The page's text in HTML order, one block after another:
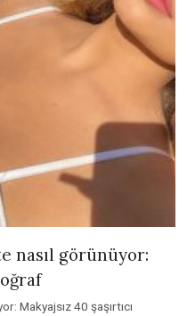
nasıl görünüyor:
Makyajsız 40 şaşırtıcı